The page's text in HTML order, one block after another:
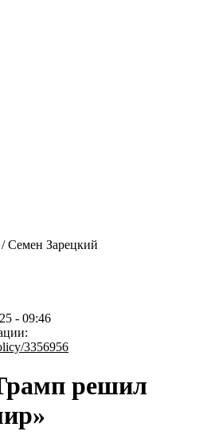
/Семен Зарецкий
- 09:46
3356956
решил